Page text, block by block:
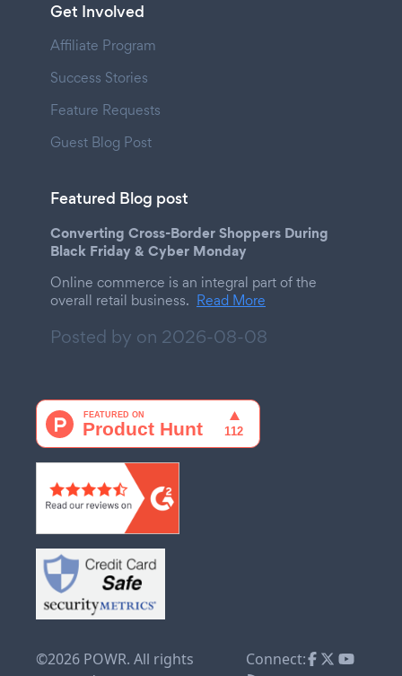
Get Involved
Affiliate Program
Success Stories
Feature Requests
Guest Blog Post
Featured Blog post
Converting Cross-Border Shoppers During
Black Friday & Cyber Monday
Online commerce is an integral part of the
overall retail business. Read More
Posted by on 2026-08-08
©2026 POWR. All rights
Connect: